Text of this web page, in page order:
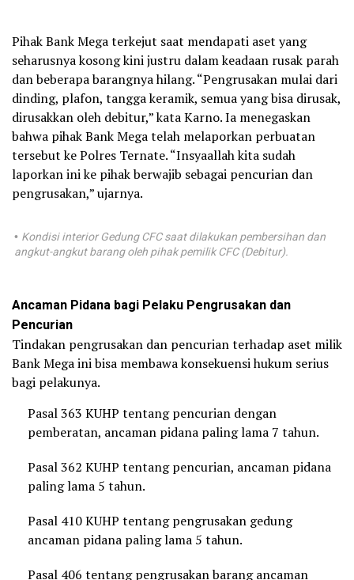
Pihak Bank Mega terkejut saat mendapati aset yang
seharusnya kosong kini justru dalam keadaan rusak parah
dan beberapa barangnya hilang. “Pengrusakan mulai dari
dinding, plafon, tangga keramik, semua yang bisa dirusak,
dirusakkan oleh debitur,” kata Karno. Ia menegaskan
bahwa pihak Bank Mega telah melaporkan perbuatan
tersebut ke Polres Ternate. “Insyaallah kita sudah
laporkan ini ke pihak berwajib sebagai pencurian dan
pengrusakan,” ujarnya.
• Kondisi interior Gedung CFC saat dilakukan pembersihan dan
angkut-angkut barang oleh pihak pemilik CFC (Debitur).
Ancaman Pidana bagi Pelaku Pengrusakan dan
Pencurian
Tindakan pengrusakan dan pencurian terhadap aset milik
Bank Mega ini bisa membawa konsekuensi hukum serius
bagi pelakunya.
Pasal 363 KUHP tentang pencurian dengan
pemberatan, ancaman pidana paling lama 7 tahun.
Pasal 362 KUHP tentang pencurian, ancaman pidana
paling lama 5 tahun.
Pasal 410 KUHP tentang pengrusakan gedung
ancaman pidana paling lama 5 tahun.
Pasal 406 tentang pengrusakan barang ancaman